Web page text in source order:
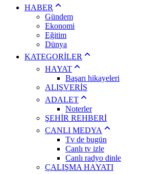
HABER
Gündem
Ekonomi
Eğitim
Dünya
KATEGORİLER
HAYAT
Başarı hikayeleri
ALIŞVERİŞ
ADALET
Noterler
ŞEHİR REHBERİ
CANLI MEDYA
Tv de bugün
Canlı tv izle
Canlı radyo dinle
ÇALIŞMA HAYATI